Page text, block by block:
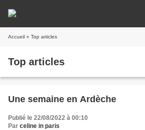
Accueil » Top articles
Top articles
Une semaine en Ardèche
Publié le 22/08/2022 à 00:10
Par celine in paris